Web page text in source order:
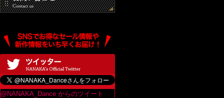
@NANAKA_Dance からのツイート